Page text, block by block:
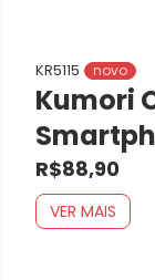
KR5115 novo
Kumori
R$88,90
VER MAIS